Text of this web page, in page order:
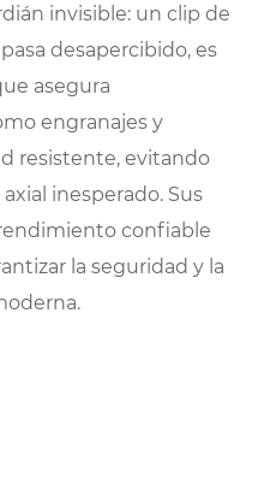
invisible: un clip de
desapercibido, es
asegura
engranajes y
resistente, evitando
inesperado. Sus
confiable
la seguridad y la